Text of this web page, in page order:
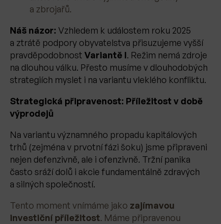
a zbrojařů.
Náš názor: Vzhledem k událostem roku 2025
a ztrátě podpory obyvatelstva přisuzujeme vyšší
pravděpodobnost Variantě I. Režim nemá zdroje
na dlouhou válku. Přesto musíme v dlouhodobých
strategiích myslet i na variantu vleklého konfliktu.
Strategická připravenost: Příležitost v době
výprodejů
Na variantu významného propadu kapitálových
trhů (zejména v prvotní fázi šoku) jsme připraveni
nejen defenzivně, ale i ofenzivně. Tržní panika
často sráží dolů i akcie fundamentálně zdravých
a silných společností.
Tento moment vnímáme jako zajímavou
investiční příležitost. Máme připravenou